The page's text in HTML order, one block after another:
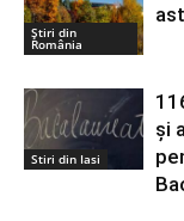
Știri din
România
Stiri din Iasi
și